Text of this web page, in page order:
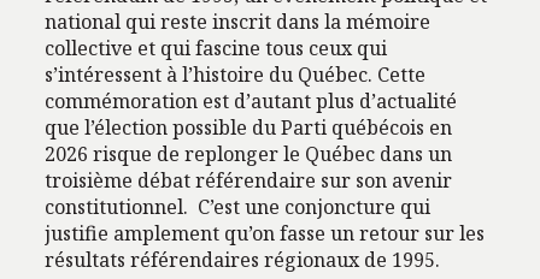
national qui reste inscrit dans la mémoire
collective et qui fascine tous ceux qui
s’intéressent à l’histoire du Québec. Cette
commémoration est d’autant plus d’actualité
que l’élection possible du Parti québécois en
2026 risque de replonger le Québec dans un
troisième débat référendaire sur son avenir
constitutionnel. C’est une conjoncture qui
justifie amplement qu’on fasse un retour sur les
résultats référendaires régionaux de 1995.